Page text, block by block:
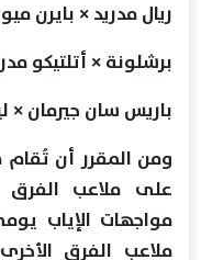
ريال مدريد × بايرن
برشلونة × أتلتيكو
باريس سان جيرمان ×
على ملاعب الفرق
ملاعب الفرق